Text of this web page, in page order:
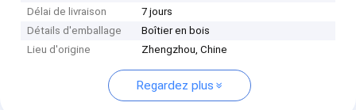
Délai de livraison
7 jours
Détails d'emballage
Boîtier en bois
Lieu d'origine
Zhengzhou, Chine
Regardez plus